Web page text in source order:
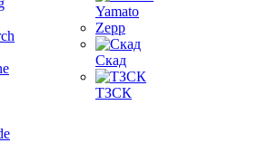
Yamato
Zepp
Скад
ТЗСК